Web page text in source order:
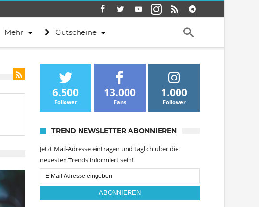
Mehr Gutscheine
6.500
Follower
13.000
Fans
1.000
Follower
TREND NEWSLETTER ABONNIEREN
Jetzt Mail-Adresse eintragen und täglich über die
neuesten Trends informiert sein!
Email
Subscription
ABONNIEREN